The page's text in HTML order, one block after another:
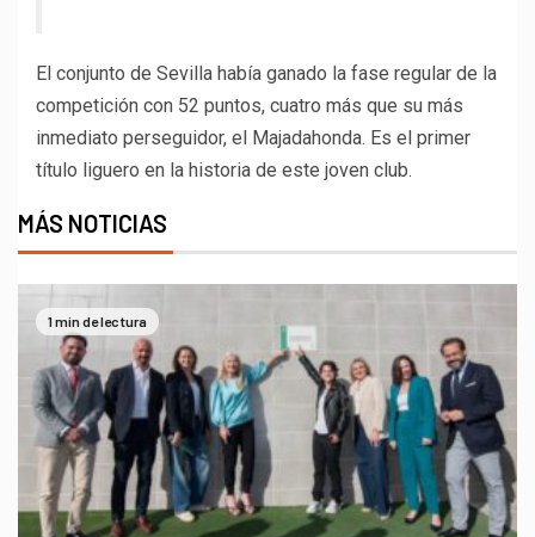
El conjunto de Sevilla había ganado la fase regular de la
competición con 52 puntos, cuatro más que su más
inmediato perseguidor, el Majadahonda. Es el primer
título liguero en la historia de este joven club.
MÁS NOTICIAS
1 min de lectura